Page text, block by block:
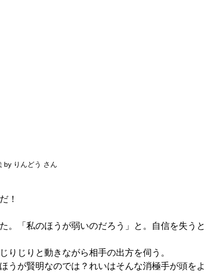
by りんどう さん
！
。「私のほうが弱いのだろう」と。自信を失うと
りじりと動きながら相手の出方を伺う。
うが賢明なのでは？れいはそんな消極手が頭をよ